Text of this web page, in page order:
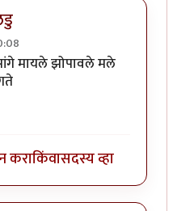
मायले झोपावले मले
कराकिंवासदस्य व्हा